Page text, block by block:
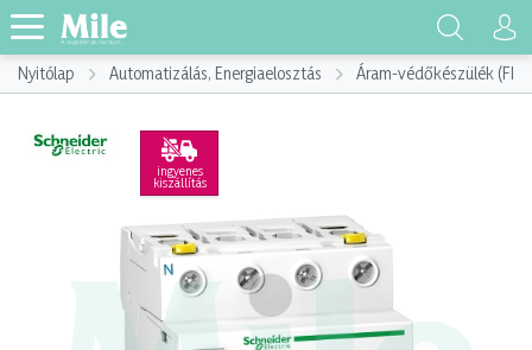
Nyitólap Automatizálás, Energiaelosztás Áram-védőkészülék (FI)
ingyenes
kiszállítás